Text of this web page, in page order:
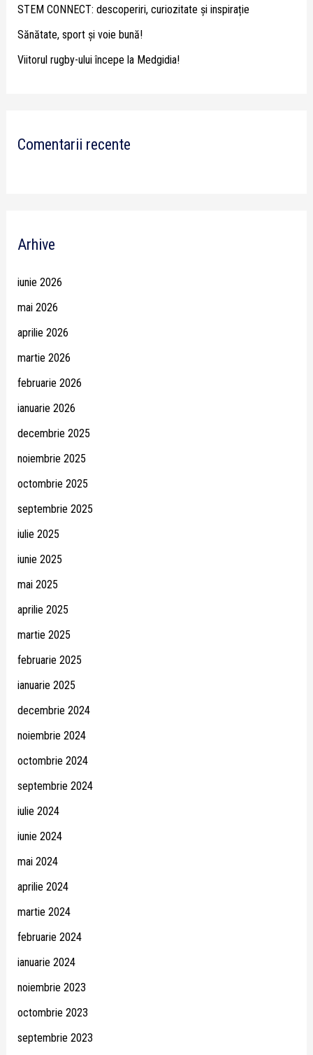
:STEM CONNECT: descoperiri, curiozitate și inspirație
Sănătate, sport și voie bună!
Viitorul rugby-ului începe la Medgidia!
Comentarii recente
Arhive
iunie 2026
mai 2026
aprilie 2026
martie 2026
februarie 2026
ianuarie 2026
decembrie 2025
noiembrie 2025
octombrie 2025
septembrie 2025
iulie 2025
iunie 2025
mai 2025
aprilie 2025
martie 2025
februarie 2025
ianuarie 2025
decembrie 2024
noiembrie 2024
octombrie 2024
septembrie 2024
iulie 2024
iunie 2024
mai 2024
aprilie 2024
martie 2024
februarie 2024
ianuarie 2024
noiembrie 2023
octombrie 2023
septembrie 2023